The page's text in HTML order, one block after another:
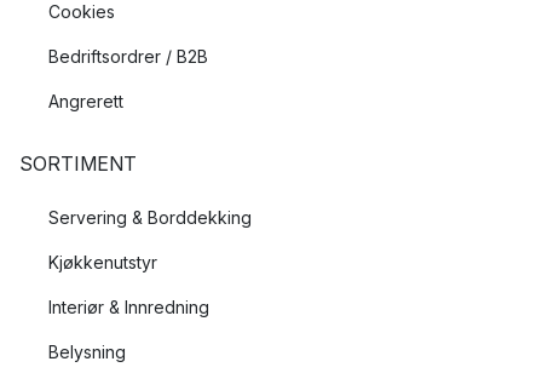
Cookies
Bedriftsordrer / B2B
Angrerett
SORTIMENT
Servering & Borddekking
Kjøkkenutstyr
Interiør & Innredning
Belysning